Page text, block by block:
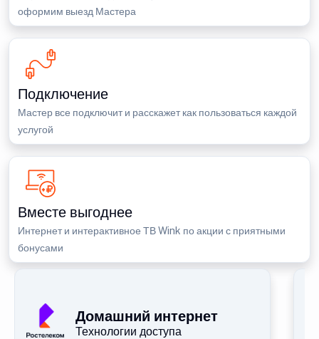
оформим выезд Мастера
Подключение
Мастер все подключит и расскажет как пользоваться каждой
услугой
Вместе выгоднее
Интернет и интерактивное ТВ Wink по акции с приятными
бонусами
Домашний интернет
Технологии доступа